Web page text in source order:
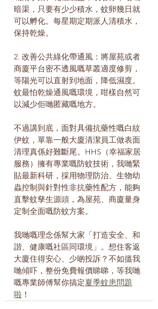
暗渠，只要有少少積水，蚊卵幾日就
可以孵化。每星期定期派人清積水，
保持乾燥。
2. 改善公共綠化帶通風：將屋苑或者
商廈平台密不透風嘅草叢適度修剪，
等陽光可以直射到地面，降低濕度。
蚊最怕乾燥通風嘅環境，咁樣自然可
以減少佢哋匿藏嘅地方。
不過講到底，面對具備抗藥性嘅白紋
伊蚊，單靠一般大廈清潔員工做表面
清理真係好難斷尾。HHS（幸福家居
服務）擁有專業嘅防蚊技術，我哋緊
貼最新科研，採用物理防治、生物幼
蟲控制與針對性非抗藥性配方，能夠
直擊蚊孳生源頭，為屋苑、商廈量身
定制全面嘅防蚊方案。
我哋嘅理念係幫大家「打造安全、和
諧、健康嘅社區同環境」。想住客返
大廈住得安心、少啲投訴？不如搵我
哋傾吓，整份免費報價睇睇，等我哋
嘅專業師傅幫你搞定夏季蚊患問題
啦 ！